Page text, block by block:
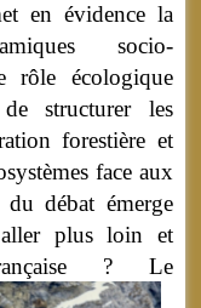
en évidence la
socio-
rôle écologique
structurer les
forestière et
face aux
débat émerge
plus loin et
? Le